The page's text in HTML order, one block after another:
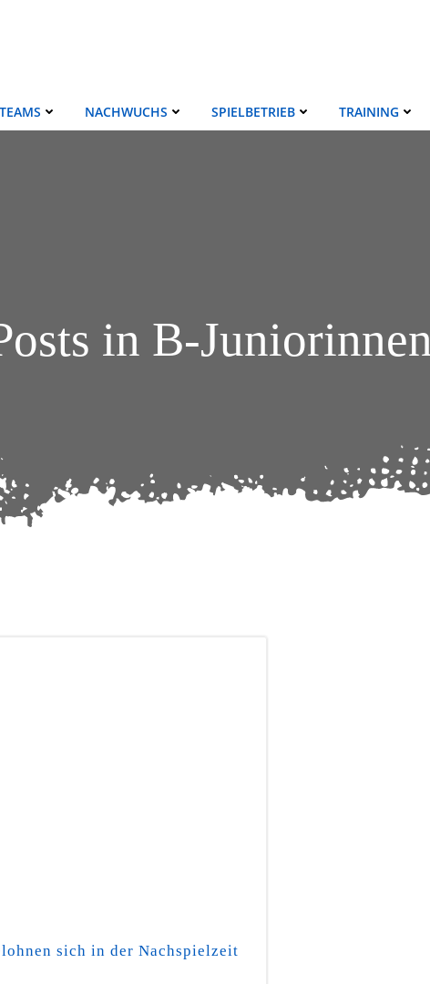
NACHWUCHS SPIELBETRIEB TRAINING
in B-Juniorinnen
sich in der Nachspielzeit